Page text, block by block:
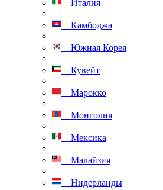
Италия
Камбоджа
Южная Корея
Кувейт
Марокко
Монголия
Мексика
Малайзия
Нидерланды